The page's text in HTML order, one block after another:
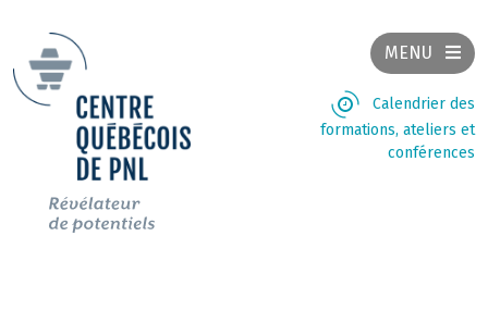
MENU
Calendrier des
formations, ateliers et
conférences